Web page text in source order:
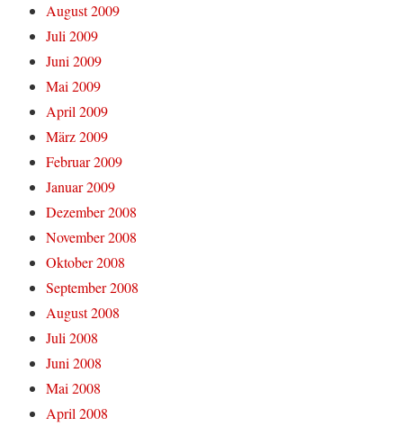
August 2009
Juli 2009
Juni 2009
Mai 2009
April 2009
März 2009
Februar 2009
Januar 2009
Dezember 2008
November 2008
Oktober 2008
September 2008
August 2008
Juli 2008
Juni 2008
Mai 2008
April 2008